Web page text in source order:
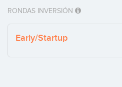
RONDAS INVERSIÓN
Early/Startup